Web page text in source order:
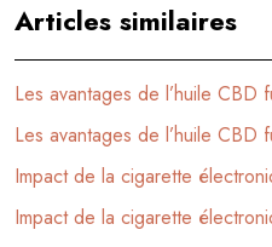
Articles similaires
Les avantages de l’huile CBD
Les avantages de l’huile CBD
Impact de la cigarette
Impact de la cigarette